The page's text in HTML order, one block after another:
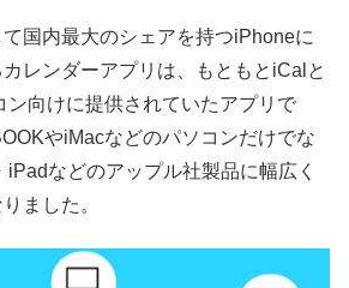
国内最大のシェアを持つiPhoneに
レンダーアプリは、もともとiCalと
ン向けに提供されていたアプリで
やiMacなどのパソコンだけでな
iPadなどのアップル社製品に幅広く
ました。